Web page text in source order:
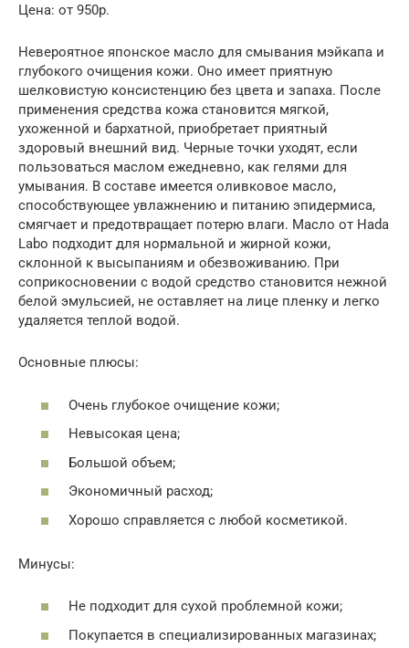
Цена: от 950р.
Невероятное японское масло для смывания мэйкапа и
глубокого очищения кожи. Оно имеет приятную
шелковистую консистенцию без цвета и запаха. После
применения средства кожа становится мягкой,
ухоженной и бархатной, приобретает приятный
здоровый внешний вид. Черные точки уходят, если
пользоваться маслом ежедневно, как гелями для
умывания. В составе имеется оливковое масло,
способствующее увлажнению и питанию эпидермиса,
смягчает и предотвращает потерю влаги. Масло от Hada
Labo подходит для нормальной и жирной кожи,
склонной к высыпаниям и обезвоживанию. При
соприкосновении с водой средство становится нежной
белой эмульсией, не оставляет на лице пленку и легко
удаляется теплой водой.
Основные плюсы:
Очень глубокое очищение кожи;
Невысокая цена;
Большой объем;
Экономичный расход;
Хорошо справляется с любой косметикой.
Минусы:
Не подходит для сухой проблемной кожи;
Покупается в специализированных магазинах;